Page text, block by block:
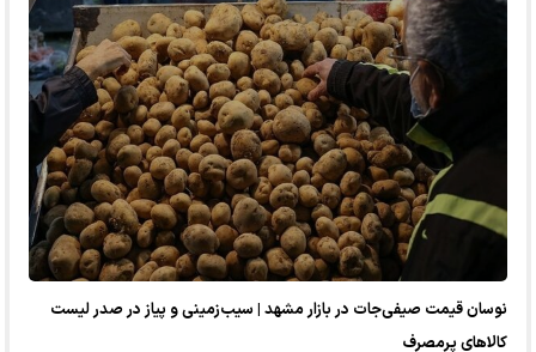
نوسان قیمت صیفی‌جات در بازار مشهد | سیب‌زمینی و پیاز در صدر لیست
کالا‌های پرمصرف